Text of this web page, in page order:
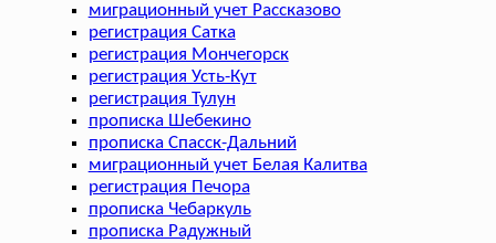
миграционный учет Рассказово
регистрация Сатка
регистрация Мончегорск
регистрация Усть-Кут
регистрация Тулун
прописка Шебекино
прописка Спасск-Дальний
миграционный учет Белая Калитва
регистрация Печора
прописка Чебаркуль
прописка Радужный